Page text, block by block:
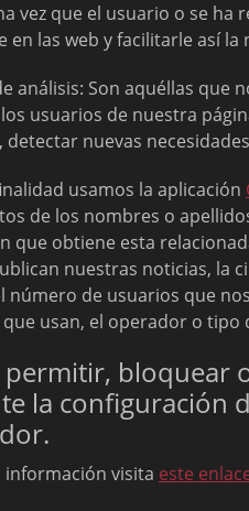
vez que el usuario o se
en las web y facilitarle así la
análisis: Son aquéllas
usuarios de nuestra
detectar nuevas
usamos la aplicación
de los nombres o
que obtiene esta
nuestras noticias, la
número de usuarios que
usan, el operador o tipo
permitir, bloquear
la configuración
información visita este